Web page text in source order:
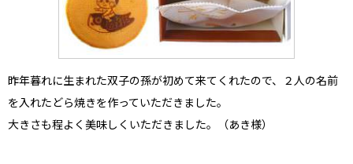
昨年暮れに生まれた双子の孫が初めて来てくれたので、２人の名前
を入れたどら焼きを作って いただきました。
大きさも程よく美味しく いただきました。（あき様）